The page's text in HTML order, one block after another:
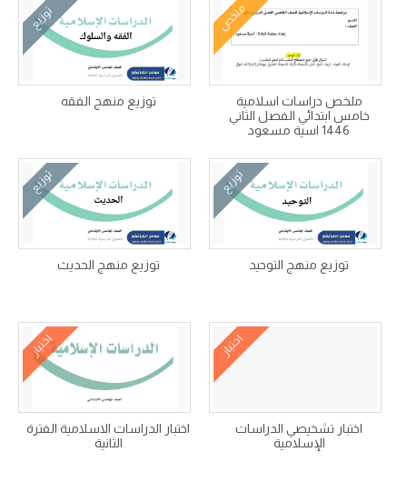
ملخص
ملخص دراسات اسلامية
خامس ابتدائي الفصل الثاني
1446 اسية مسعود
توزيع
توزيع منهج الفقه
توزيع
توزيع منهج التوحيد
توزيع
توزيع منهج الحديث
اختبار
اختبار تشخيصي الدراسات
الإسلامية
اختبار
اختبار الدراسات الاسلامية الفترة
الثانية